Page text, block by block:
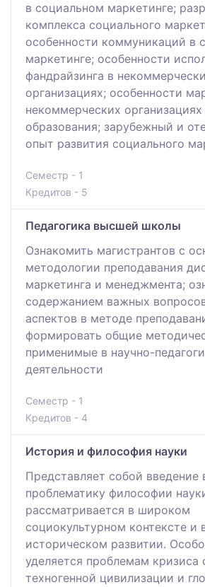
в социальном маркетинге;
комплекса социального
особенности коммуникаций в
маркетинге; особенности
фандрайзинга в
организациях; особенности
некоммерческих
образования; зарубежный и
опыт развития социального
Семестр - 1
Кредитов - 5
Педагогика высшей школы
Ознакомить магистрантов с
методологии преподавания
маркетинга и менеджмента;
содержанием важных
аспектов в методе
формировать общие
применимые в научно-
деятельности
Семестр - 1
Кредитов - 4
История и философия науки
Представляет собой
проблематику философии
рассматривается в широком
социокультурном контексте и
историческом развитии.
уделяется проблемам кризиса
техногенной цивилизации и